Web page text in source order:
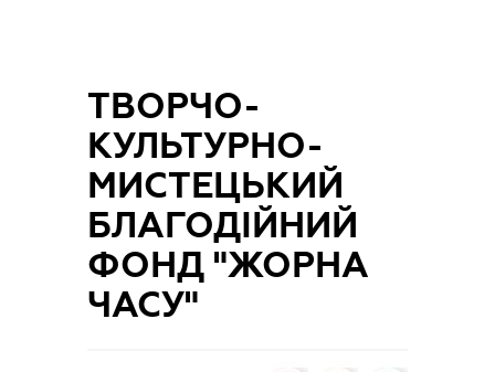
ТВОРЧО-
КУЛЬТУРНО-
МИСТЕЦЬКИЙ
БЛАГОДІЙНИЙ
ФОНД "ЖОРНА
ЧАСУ"